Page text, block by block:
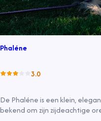
Phaléne
3.0
De Phaléne is een klein,
bekend om zijn zijdeachtige